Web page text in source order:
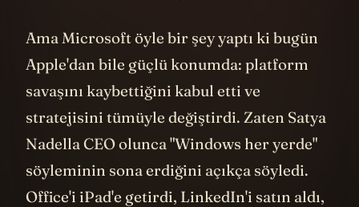
Ama Microsoft öyle bir şey yaptı ki bugün
Apple'dan bile güçlü konumda: platform
savaşını kaybettiğini kabul etti ve
stratejisini tümüyle değiştirdi. Zaten Satya
Nadella CEO olunca "Windows her yerde"
söyleminin sona erdiğini açıkça söyledi.